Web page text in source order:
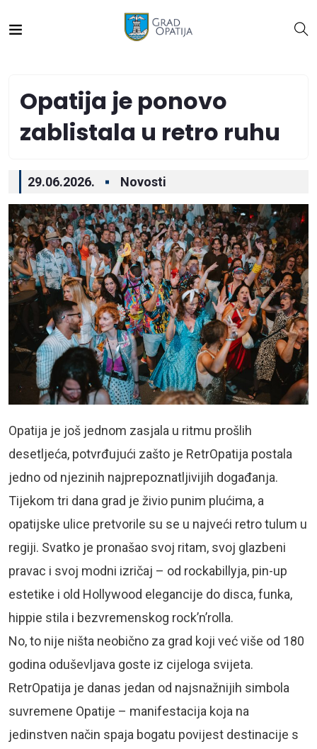
Opatija je ponovo
zablistala u retro ruhu
29.06.2026. Novosti
Opatija je još jednom zasjala u ritmu prošlih
desetljeća, potvrđujući zašto je RetrOpatija postala
jedno od njezinih najprepoznatljivijih događanja.
Tijekom tri dana grad je živio punim plućima, a
opatijske ulice pretvorile su se u najveći retro tulum u
regiji. Svatko je pronašao svoj ritam, svoj glazbeni
pravac i svoj modni izričaj – od rockabillyja, pin-up
estetike i old Hollywood elegancije do disca, funka,
hippie stila i bezvremenskog rock’n’rolla.
No, to nije ništa neobično za grad koji već više od 180
godina oduševljava goste iz cijeloga svijeta.
RetrOpatija je danas jedan od najsnažnijih simbola
suvremene Opatije – manifestacija koja na
jedinstven način spaja bogatu povijest destinacije s